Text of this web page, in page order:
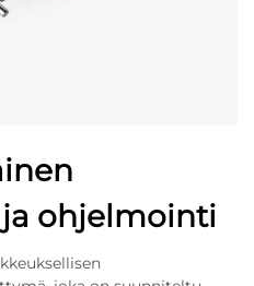
ohjelmointi